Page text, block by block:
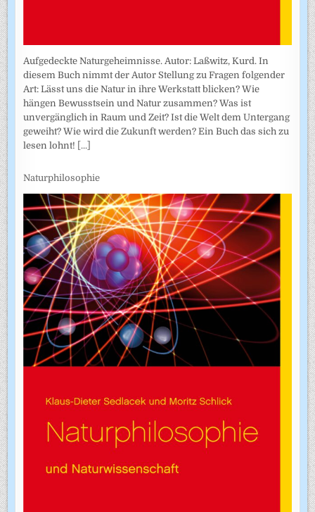
Aufgedeckte Naturgeheimnisse. Autor: Laßwitz, Kurd. In
diesem Buch nimmt der Autor Stellung zu Fragen folgender
Art: Lässt uns die Natur in ihre Werkstatt blicken? Wie
hängen Bewusstsein und Natur zusammen? Was ist
unvergänglich in Raum und Zeit? Ist die Welt dem Untergang
geweiht? Wie wird die Zukunft werden? Ein Buch das sich zu
lesen lohnt! [...]
Naturphilosophie